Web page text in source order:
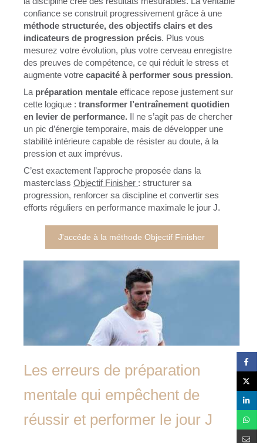
confiance se construit progressivement grâce à une
méthode structurée, des objectifs clairs et des
indicateurs de progression précis. Plus vous
mesurez votre évolution, plus votre cerveau enregistre
des preuves de compétence, ce qui réduit le stress et
augmente votre capacité à performer sous pression.
La préparation mentale efficace repose justement sur
cette logique : transformer l’entraînement quotidien
en levier de performance. Il ne s’agit pas de chercher
un pic d’énergie temporaire, mais de développer une
stabilité intérieure capable de résister au doute, à la
pression et aux imprévus.
C’est exactement l’approche proposée dans la
masterclass Objectif Finisher : structurer sa
progression, renforcer sa discipline et convertir ses
efforts réguliers en performance maximale le jour J.
J'accéde à la méthode Objectif Finisher
Les erreurs de préparation
mentale qui empêchent de
réussir et performer le jour J